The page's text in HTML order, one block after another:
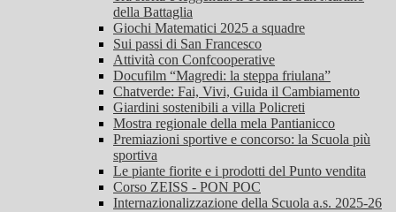
della Battaglia
Giochi Matematici 2025 a squadre
Sui passi di San Francesco
Attività con Confcooperative
Docufilm “Magredi: la steppa friulana”
Chatverde: Fai, Vivi, Guida il Cambiamento
Giardini sostenibili a villa Policreti
Mostra regionale della mela Pantianicco
Premiazioni sportive e concorso: la Scuola più
sportiva
Le piante fiorite e i prodotti del Punto vendita
Corso ZEISS - PON POC
Internazionalizzazione della Scuola a.s. 2025-26